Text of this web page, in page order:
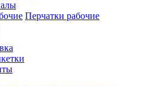
Перчатки рабочие